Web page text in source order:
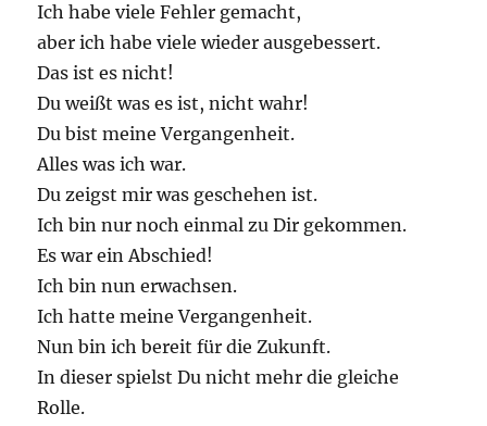
Ich habe viele Fehler gemacht,
aber ich habe viele wieder ausgebessert.
Das ist es nicht!
Du weißt was es ist, nicht wahr!
Du bist meine Vergangenheit.
Alles was ich war.
Du zeigst mir was geschehen ist.
Ich bin nur noch einmal zu Dir gekommen.
Es war ein Abschied!
Ich bin nun erwachsen.
Ich hatte meine Vergangenheit.
Nun bin ich bereit für die Zukunft.
In dieser spielst Du nicht mehr die gleiche
Rolle.